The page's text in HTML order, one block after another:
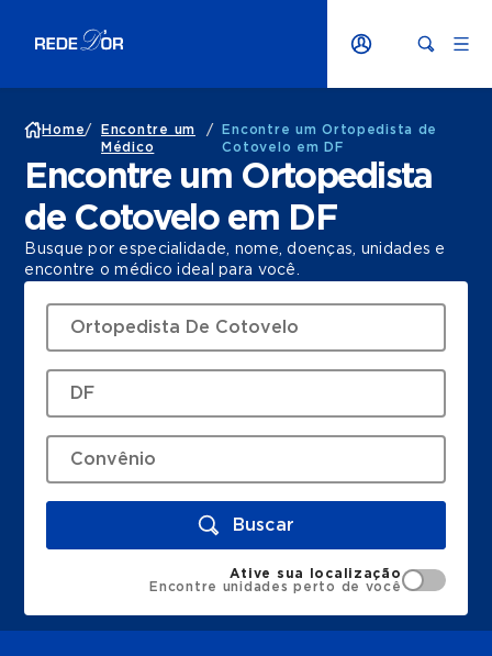
Home/
Encontre um
Médico
/
Encontre um Ortopedista de
Cotovelo em DF
Encontre um Ortopedista
de Cotovelo em DF
Busque por especialidade, nome, doenças, unidades e
encontre o médico ideal para você.
Buscar
Ative sua localização
Encontre unidades perto de você